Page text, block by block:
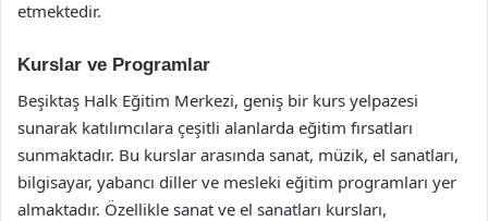
etmektedir.
Kurslar ve Programlar
Beşiktaş Halk Eğitim Merkezi, geniş bir kurs yelpazesi
sunarak katılımcılara çeşitli alanlarda eğitim fırsatları
sunmaktadır. Bu kurslar arasında sanat, müzik, el sanatları,
bilgisayar, yabancı diller ve mesleki eğitim programları yer
almaktadır. Özellikle sanat ve el sanatları kursları,